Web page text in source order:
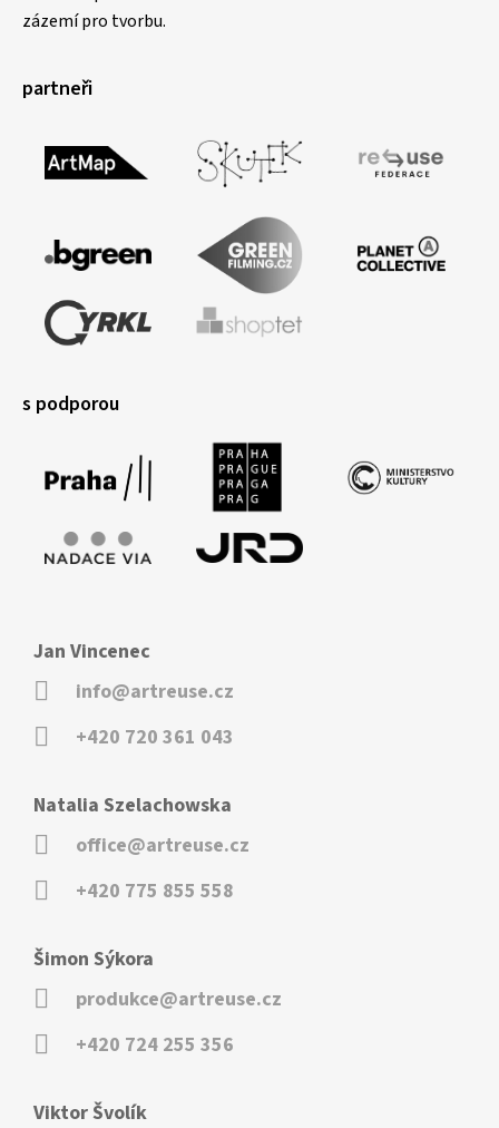
zázemí pro tvorbu.
partneři
s podporou
Jan Vincenec
info@artreuse.cz
+420 720 361 043
Natalia Szelachowska
office@artreuse.cz
+420 775 855 558
Šimon Sýkora
produkce@artreuse.cz
+420 724 255 356
Viktor Švolík